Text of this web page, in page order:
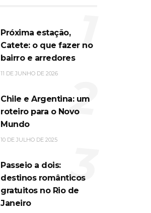
Próxima estação,
Catete: o que fazer no
bairro e arredores
11 DE JUNHO DE 2026
1
Chile e Argentina: um
roteiro para o Novo
Mundo
10 DE JULHO DE 2025
2
Passeio a dois:
destinos românticos
gratuitos no Rio de
Janeiro
3